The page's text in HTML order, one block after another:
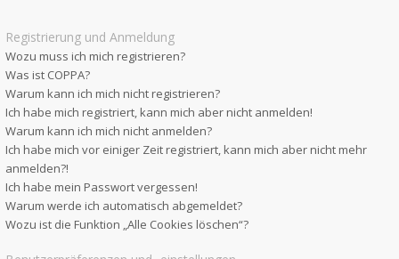
Registrierung und Anmeldung
Wozu muss ich mich registrieren?
Was ist COPPA?
Warum kann ich mich nicht registrieren?
Ich habe mich registriert, kann mich aber nicht anmelden!
Warum kann ich mich nicht anmelden?
Ich habe mich vor einiger Zeit registriert, kann mich aber nicht mehr
anmelden?!
Ich habe mein Passwort vergessen!
Warum werde ich automatisch abgemeldet?
Wozu ist die Funktion „Alle Cookies löschen“?